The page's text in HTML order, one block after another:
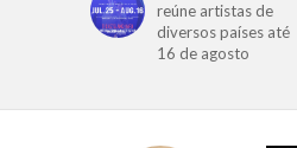
reúne artistas de
diversos países até
16 de agosto